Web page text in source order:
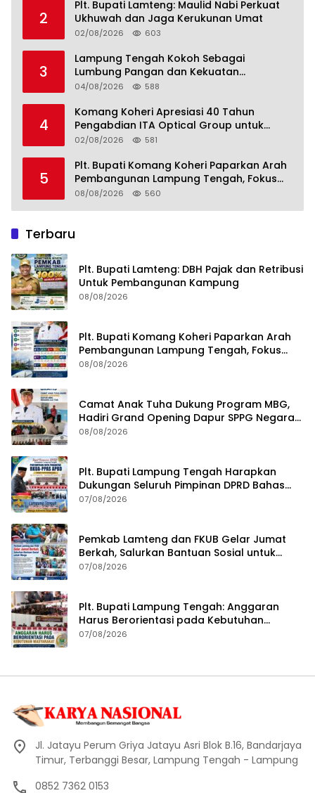
2
Plt. Bupati Lamteng: Maulid Nabi Perkuat
Ukhuwah dan Jaga Kerukunan Umat
02/08/2026 603
3
Lampung Tengah Kokoh Sebagai
Lumbung Pangan dan Kekuatan
Perkebunan Lampung, Komang Koheri:
Menuju Indonesia Emas 2045
04/08/2026 588
4
Komang Koheri Apresiasi 40 Tahun
Pengabdian ITA Optical Group untuk
Kesehatan Mata Masyarakat Lamteng
02/08/2026 581
5
Plt. Bupati Komang Koheri Paparkan Arah
Pembangunan Lampung Tengah, Fokus
pada SDM, Ekonomi, Infrastruktur dan
08/08/2026 560
Terbaru
Plt. Bupati Lamteng: DBH Pajak dan Retribusi
Untuk Pembangunan Kampung
08/08/2026
Plt. Bupati Komang Koheri Paparkan Arah
Pembangunan Lampung Tengah, Fokus
pada SDM, Ekonomi, Infrastruktur dan
08/08/2026
Camat Anak Tuha Dukung Program MBG,
Hadiri Grand Opening Dapur SPPG Negara
Aji Tua Lampung Tengah
08/08/2026
Plt. Bupati Lampung Tengah Harapkan
Dukungan Seluruh Pimpinan DPRD Bahas
RKUA-PPAS APBD Tahun 2027
07/08/2026
Pemkab Lamteng dan FKUB Gelar Jumat
Berkah, Salurkan Bantuan Sosial untuk
Warga
07/08/2026
Plt. Bupati Lampung Tengah: Anggaran
Harus Berorientasi pada Kebutuhan
Masyarakat
07/08/2026
Jl. Jatayu Perum Griya Jatayu Asri Blok B.16, Bandarjaya
Timur, Terbanggi Besar, Lampung Tengah - Lampung
0852 7362 0153